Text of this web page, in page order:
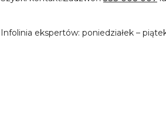
Infolinia ekspertów: poniedziałek –